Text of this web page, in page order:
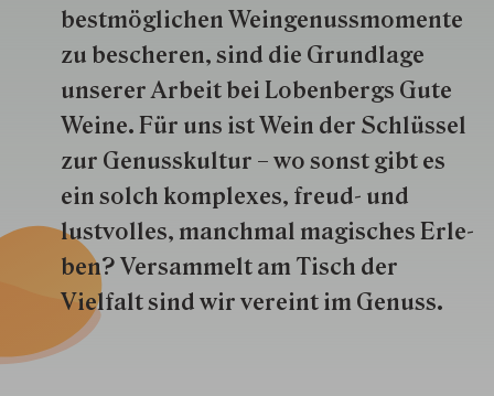
best­mög­lich­en Wein­genuss­momente
zu besche­ren, sind die Grund­lage
unserer Arbeit bei Lobenbergs Gute
Weine. Für uns ist Wein der Schlüs­sel
zur Genuss­kultur – wo sonst gibt es
ein solch kom­plexes, freud- und
lustvolles, manchmal ma­gisch­es Er­le­
ben? Versammelt am Tisch der
Vielfalt sind wir ver­eint im Genuss.